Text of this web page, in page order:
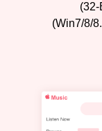
(Win7/8/